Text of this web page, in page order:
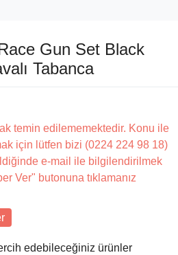
Gun Set Black
Tabanca
temin edilememektedir. Konu ile
için lütfen bizi (0224 224 98 18)
e-mail ile bilgilendirilmek
Ver" butonuna tıklamanız
edebileceğiniz ürünler